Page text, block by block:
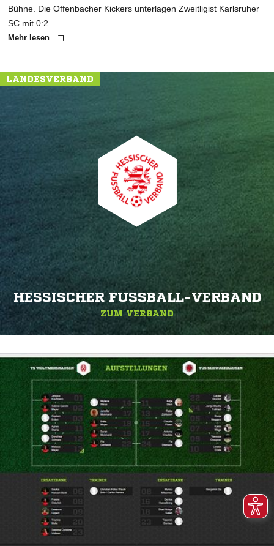
Bühne. Die Offenbacher Kickers unterlagen Zweitligist Karlsruher
SC mit 0:2.
Mehr lesen
LANDESVERBAND
HESSISCHER FUSSBALL-VERBAND
ZUM VERBAND